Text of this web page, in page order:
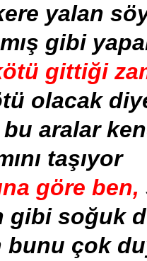
yalan
gibi
gittiği
olacak
bu aralar
taşıyor
göre ben,
soğuk
bunu çok